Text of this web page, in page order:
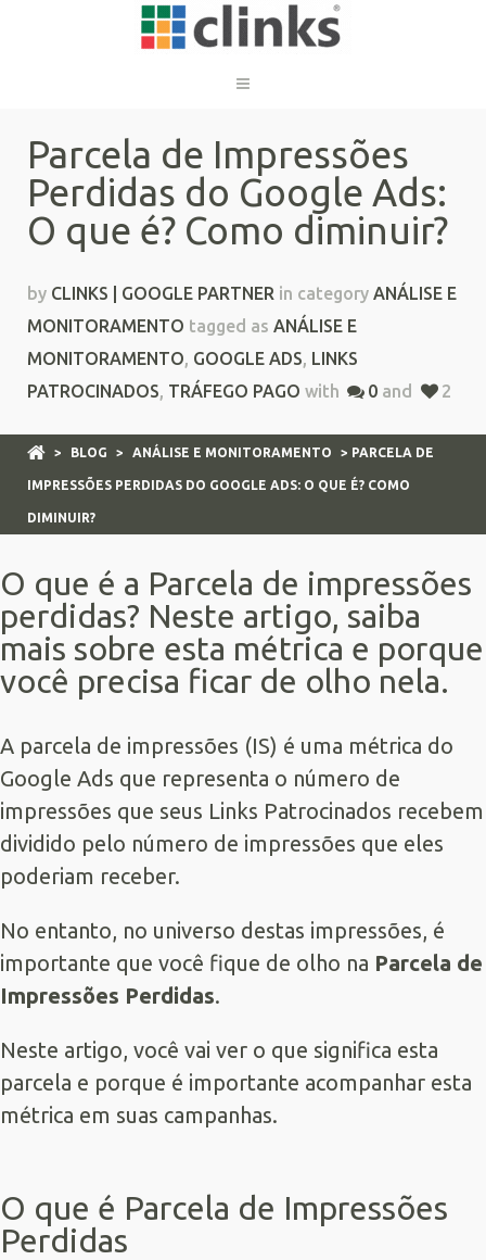
Parcela de Impressões
Perdidas do Google Ads:
O que é? Como diminuir?
by CLINKS | GOOGLE PARTNER in category ANÁLISE E
MONITORAMENTO tagged as ANÁLISE E
MONITORAMENTO, GOOGLE ADS, LINKS
PATROCINADOS, TRÁFEGO PAGO with 0 and 2
> BLOG > ANÁLISE E MONITORAMENTO > PARCELA DE
IMPRESSÕES PERDIDAS DO GOOGLE ADS: O QUE É? COMO
DIMINUIR?
O que é a Parcela de impressões
perdidas? Neste artigo, saiba
mais sobre esta métrica e porque
você precisa ficar de olho nela.
A parcela de impressões (IS) é uma métrica do
Google Ads que representa o número de
impressões que seus Links Patrocinados recebem
dividido pelo número de impressões que eles
poderiam receber.
No entanto, no universo destas impressões, é
importante que você fique de olho na Parcela de
Impressões Perdidas.
Neste artigo, você vai ver o que significa esta
parcela e porque é importante acompanhar esta
métrica em suas campanhas.
O que é Parcela de Impressões
Perdidas